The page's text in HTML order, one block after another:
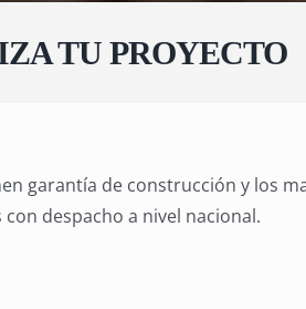
TU PROYECTO
garantía de construcción y los
despacho a nivel nacional.